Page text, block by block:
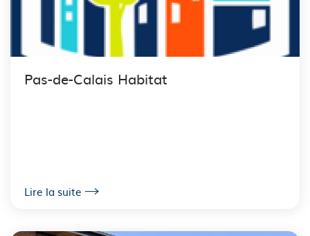
Pas-de-Calais Habitat
Lire la suite